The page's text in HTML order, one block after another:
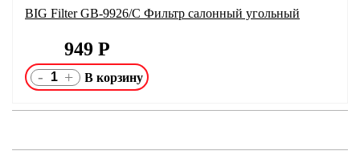
BIG Filter GB-9926/C Фильтр салонный угольный
949 Р
- +